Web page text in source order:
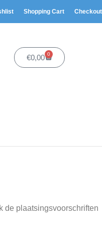
Shopping Cart Checkout
€0,00 0
de plaatsingsvoorschriften